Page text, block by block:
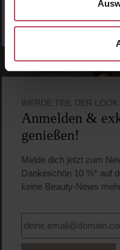
WERDE TEIL DER
Anmelden &
genießen!
Melde dich jetzt zum
Dankeschön 10 %* auf
keine Beauty-News